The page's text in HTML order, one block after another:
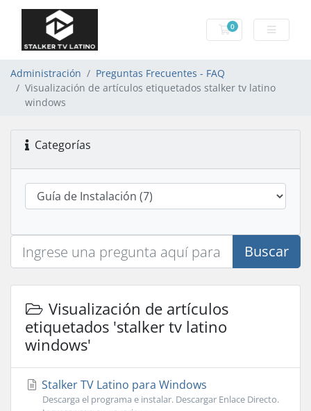
0
Carro de Pedidos
Administración
Preguntas Frecuentes - FAQ
Visualización de artículos etiquetados stalker tv latino
windows
Categorías
Buscar
Visualización de artículos
etiquetados 'stalker tv latino
windows'
Stalker TV Latino para Windows
Descarga el programa e instalar. Descargar Enlace Directo.